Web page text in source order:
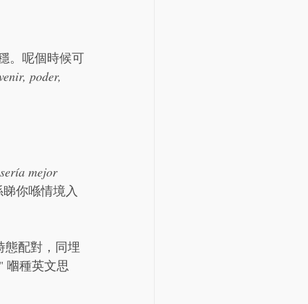
。呢個時候可
poder,
sería mejor
你喺情境入
態配對，同埋
嗰種英文思